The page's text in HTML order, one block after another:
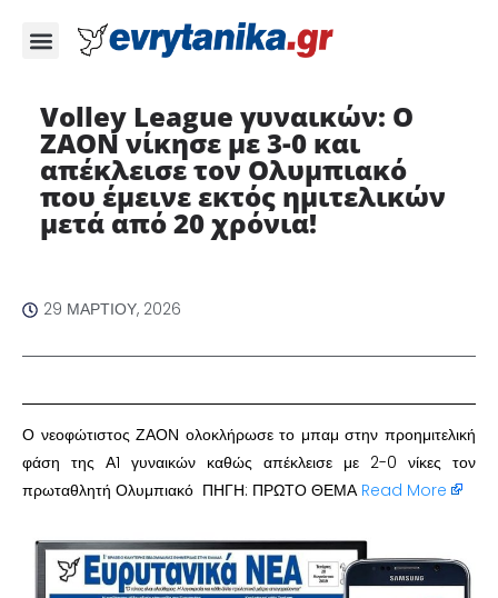
Volley League γυναικών: O
ZAON νίκησε με 3-0 και
απέκλεισε τον Ολυμπιακό
που έμεινε εκτός ημιτελικών
μετά από 20 χρόνια!
29 ΜΑΡΤΊΟΥ, 2026
Ο νεοφώτιστος ΖΑΟΝ ολοκλήρωσε το μπαμ στην προημιτελική
φάση της Α1 γυναικών καθώς απέκλεισε με 2-0 νίκες τον
πρωταθλητή Ολυμπιακό ΠΗΓΗ: ΠΡΩΤΟ ΘΕΜΑ Read More